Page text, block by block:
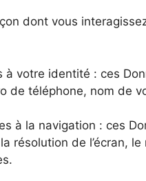
dont vous
à votre identité : ces
de téléphone, nom de
à la navigation : ces
la résolution de l’écran,